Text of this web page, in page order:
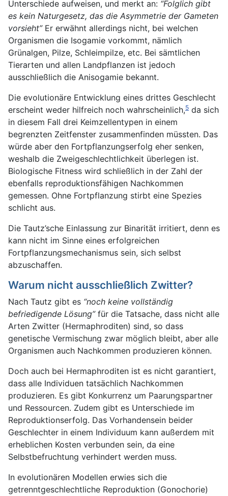
Unterschiede aufweisen, und merkt an: “Folglich gibt
es kein Naturgesetz, das die Asymmetrie der Gameten
vorsieht”Er erwähnt allerdings nicht, bei welchen
Organismen die Isogamie vorkommt, nämlich
Grünalgen, Pilze, Schleimpilze, etc. Bei sämtlichen
Tierarten und allen Landpflanzen ist jedoch
ausschließlich die Anisogamie bekannt.
Die evolutionäre Entwicklung eines drittes Geschlecht
erscheint weder hilfreich noch wahrscheinlich,5 da sich
in diesem Fall drei Keimzellentypen in einem
begrenzten Zeitfenster zusammenfinden müssten. Das
würde aber den Fortpflanzungserfolg eher senken,
weshalb die Zweigeschlechtlichkeit überlegen ist.
Biologische Fitness wird schließlich in der Zahl der
ebenfalls reproduktionsfähigen Nachkommen
gemessen. Ohne Fortpflanzung stirbt eine Spezies
schlicht aus.
Die Tautz’sche Einlassung zur Binarität irritiert, denn es
kann nicht im Sinne eines erfolgreichen
Fortpflanzungsmechanismus sein, sich selbst
abzuschaffen.
Warum nicht ausschließlich Zwitter?
Nach Tautz gibt es “noch keine vollständig
befriedigende Lösung”für die Tatsache, dass nicht alle
Arten Zwitter (Hermaphroditen) sind, so dass
genetische Vermischung zwar möglich bleibt, aber alle
Organismen auch Nachkommen produzieren können.
Doch auch bei Hermaphroditen ist es nicht garantiert,
dass alle Individuen tatsächlich Nachkommen
produzieren. Es gibt Konkurrenz um Paarungspartner
und Ressourcen. Zudem gibt es Unterschiede im
Reproduktionserfolg. Das Vorhandensein beider
Geschlechter in einem Individuum kann außerdem mit
erheblichen Kosten verbunden sein, da eine
Selbstbefruchtung verhindert werden muss.
In evolutionären Modellen erwies sich die
getrenntgeschlechtliche Reproduktion (Gonochorie)